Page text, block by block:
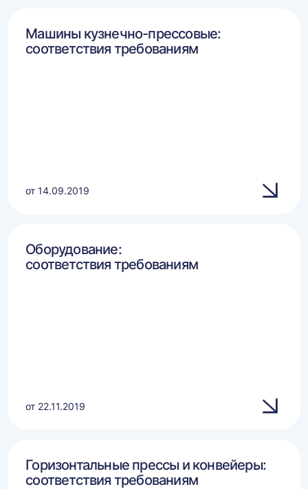
Машины кузнечно-прессовые:
соответствия требованиям
от 14.09.2019
Оборудование:
соответствия требованиям
от 22.11.2019
Горизонтальные прессы и конвейеры:
соответствия требованиям